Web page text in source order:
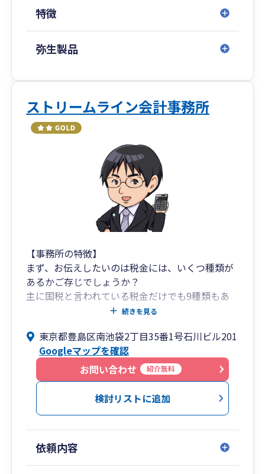
家500名中）、著書・監修書累計18冊、累計販売
20万部。日本全国から起業・経営相談数年間約
1,000件全て無料で相談を受けています。グループ
日本政策金融公庫と同じビルに入居しつながりも
強いです。
北海道～沖縄まで全国対応しており、ZOOMなど
・税務会計、人事労務、資金調達（創業融資・補
助金・助成金）、事業計画策定、商品開発（事業
計画書作成）、会社設立、許認可（会社設立・各
種法人設立）、集客、販路拡大、営業戦略（ＳＥ
Ｏ・ＳＥＭ・ＳＮＳマーケ、ネット広告）、現在
達、マーケティングなど有益な情報を発信。
＜主な実績＞
GMO起業の窓口様 無料相談先、監修者
https://kigyo.gmo/magazine/author/hiroakinaka
NTTタウンページ様 会員様向け経営相談先
仙台市起業支援センターアシ☆スタ様 起業セミ
ナー
Startup Hub Tokyo セミナー
東京商工会議所豊島支部 セミナー
日本銀行 くらし塾きんゆう塾 記事監修
特徴
弥生製品
ストリームライン会計事務所
【事務所の特徴】
まず、お伝えしたいのは税金には、いくつ種類が
あるかご存じでしょうか？
主に国税と言われている税金だけでも9種類もあ
り、地方税については8種類もあります。
対策になるとは限りません。それは各取引には相
互に連動している税金があるからです。弊所で
は、単純な節税だけを考えるのではなく、将来の
キャッシュフローも含めた全体のバランスを考え
た提案を重視しており、顧問先に対して最適な提
案を心がけております。
最先端の生成ＡＩとクラウド会計等のサービス活
用により全国対応致します。
続きを見る
東京都豊島区南池袋2丁目35番1号石川ビル201
Googleマップを確認
お問い合わせ
紹介無料
検討リストに追加
依頼内容